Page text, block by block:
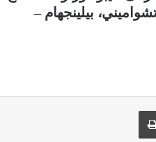
بيلينجهام –
طباعة